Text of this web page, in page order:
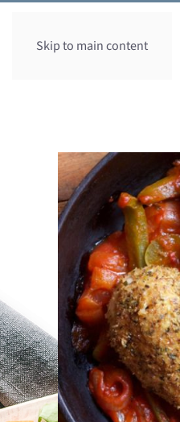
Skip to main content